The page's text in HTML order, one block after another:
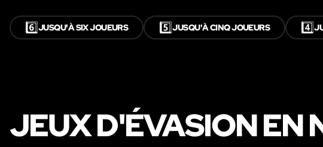
6️⃣JUSQU'À SIX JOUEURS 5️⃣JUSQU'À CINQ JOUEURS 4️⃣
JEUX D'ÉVASION EN